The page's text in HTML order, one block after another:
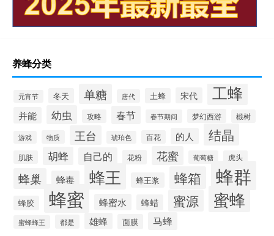
养蜂分类
元宵节 冬天 单糖 唐代 土蜂 宋代 工蜂
并能 幼虫 攻略 春节 春节期间 梦幻西游 椴树
游戏 物质 王台 琥珀色 百花 的人 结晶
肌肤 胡蜂 自己的 花粉 花蜜 葡萄糖 虎头
蜂巢 蜂毒 蜂王 蜂王浆 蜂箱 蜂群
蜂胶 蜂蜜 蜂蜜水 蜂蜡 蜜源 蜜蜂
蜜蜂蜂王 都是 雄蜂 面膜 马蜂